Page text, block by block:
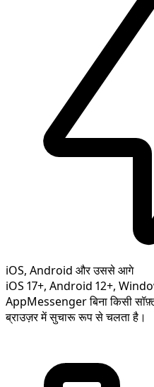
iOS, Android और उससे आगे
iOS 17+, Android 12+,
AppMessenger बिना किसी
ब्राउज़र में सुचारू रूप से चलता है।